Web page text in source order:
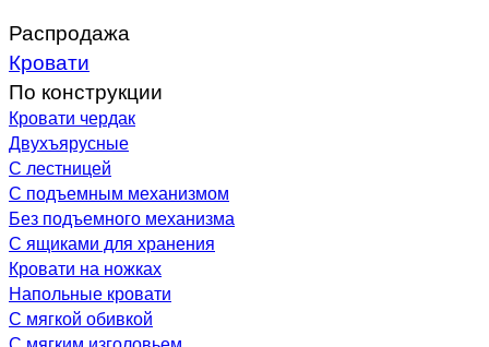
Распродажа
Кровати
По конструкции
Кровати чердак
Двухъярусные
С лестницей
С подъемным механизмом
Без подъемного механизма
С ящиками для хранения
Кровати на ножках
Напольные кровати
С мягкой обивкой